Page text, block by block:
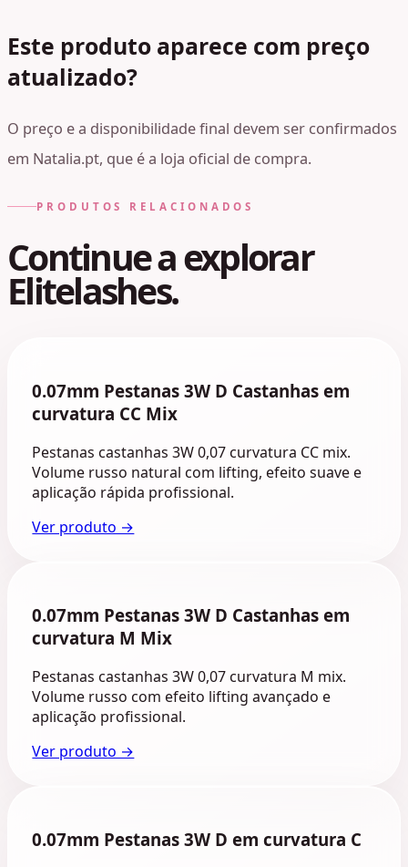
Este produto aparece com preço
atualizado?
O preço e a disponibilidade final devem ser confirmados
em Natalia.pt, que é a loja oficial de compra.
PRODUTOS RELACIONADOS
Continue a explorar
Elitelashes.
0.07mm Pestanas 3W D Castanhas em
curvatura CC Mix
Pestanas castanhas 3W 0,07 curvatura CC mix.
Volume russo natural com lifting, efeito suave e
aplicação rápida profissional.
Ver produto →
0.07mm Pestanas 3W D Castanhas em
curvatura M Mix
Pestanas castanhas 3W 0,07 curvatura M mix.
Volume russo com efeito lifting avançado e
aplicação profissional.
Ver produto →
0.07mm Pestanas 3W D em curvatura C